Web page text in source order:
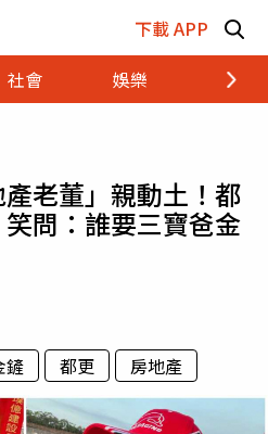
下載 APP
社會 娛樂 財經
老董」親動土！都
問：誰要三寶爸金
鏟 都更 房地產